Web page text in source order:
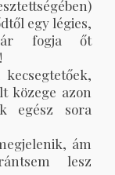
egy légies,
fogja őt
közege azon
egész sora
ám
lesz